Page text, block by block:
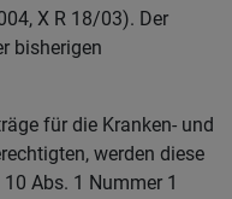
X R 18/03). Der
bisherigen
für die Kranken- und
werden diese
Abs. 1 Nummer 1